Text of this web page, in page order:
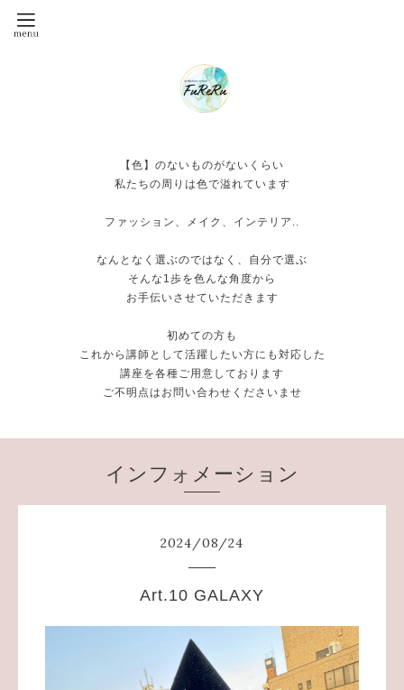
【色】のないものがないくらい
私たちの周りは色で溢れています
ファッション、メイク、インテリア..
なんとなく選ぶのではなく、自分で選ぶ
そんな1歩を色んな角度から
お手伝いさせていただきます
初めての方も
これから講師として活躍したい方にも対応した
講座を各種ご用意しております
ご不明点はお問い合わせくださいませ
インフォメーション
2024/08/24
Art.10 GALAXY